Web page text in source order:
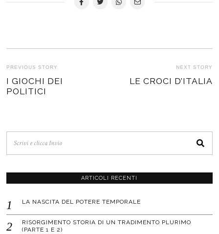
NAVIGAZIONE
ARTICOLI
PREVIOUS STORY
Previous
post:
I GIOCHI DEI
POLITICI
NEXT STORY
LE CROCI D’ITALIA
ARTICOLI RECENTI
LA NASCITA DEL POTERE TEMPORALE
RISORGIMENTO STORIA DI UN TRADIMENTO PLURIMO
(PARTE 1 E 2)